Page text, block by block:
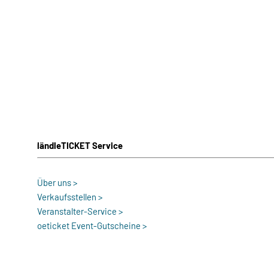
ländleTICKET Service
Über uns >
Verkaufsstellen >
Veranstalter-Service >
oeticket Event-Gutscheine >